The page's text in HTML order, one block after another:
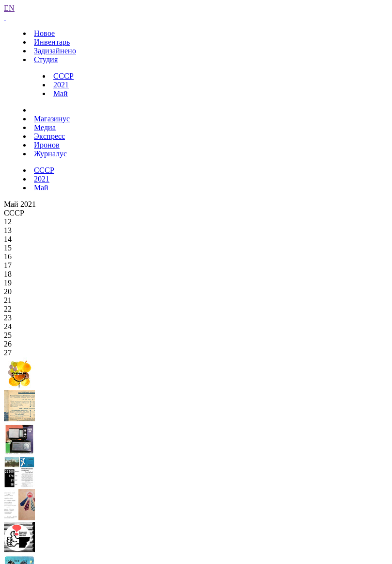
EN
Новое
Инвентарь
Задизайнено
Студия
СССР
2021
Май
Магазинус
Медиа
Экспресс
Иронов
Журналус
СССР
2021
Май
Май 2021
СССР
12
13
14
15
16
17
18
19
20
21
22
23
24
25
26
27